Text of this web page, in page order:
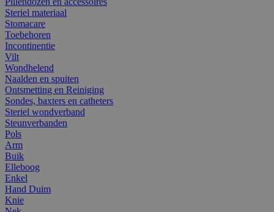
Steriel materiaal
Stomacare
Toebehoren
Incontinentie
Vilt
Wondhelend
Naalden en spuiten
Ontsmetting en Reiniging
Sondes, baxters en catheters
Steriel wondverband
Steunverbanden
Pols
Arm
Buik
Elleboog
Enkel
Hand Duim
Knie